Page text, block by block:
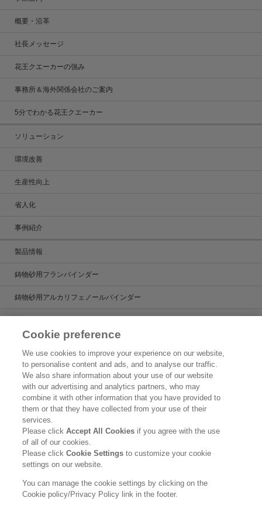
概要・沿革
社長メッセージ
花王クエーカーの強み
事務所＆海外関係会社のご案内
5分でわかる花王クエーカー
ソリューション
環境改善
生産性向上
省人化
事例紹介
製品情報
鋳物砂用フランバインダー
鋳物砂用アルカリフェノールバインダー
鋳造用人工砂
製品検索
お問い合わせ
トピックス
ご利用条件
個人情報保護方針
Cookie preference
We use cookies to improve your experience on our website,
to personalise content and ads, and to analyse our traffic.
We also share information about your use of our website
with our advertising and analytics partners, who may
combine it with other information that you have provided to
them or that they have collected from your use of their
services.
Please clickAccept All Cookies if you agree with the use
of all of our cookies.
Please clickCookie Settingsto customize your cookie
settings on our website.
You can manage the cookie settings by clicking on the
Cookie policy/Privacy Policy link in the footer.